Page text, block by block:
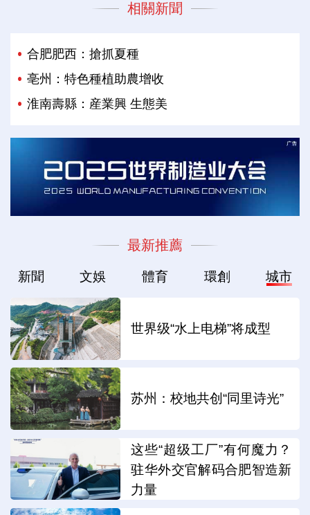
相關新聞
合肥肥西：搶抓夏種
亳州：特色種植助農增收
淮南壽縣：産業興 生態美
最新推薦
新聞 文娛 體育 環創 城市
世界级“水上电梯”将成型
苏州：校地共创“同里诗光”
这些“超级工厂”有何魔力？
驻华外交官解码合肥智造新
力量